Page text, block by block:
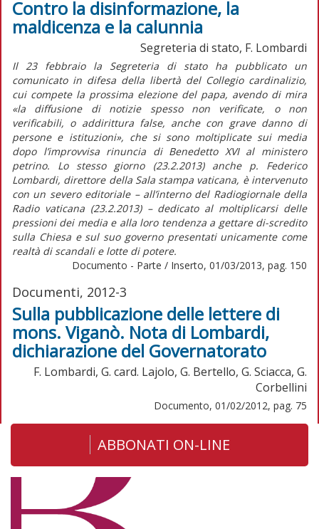
Contro la disinformazione, la
maldicenza e la calunnia
Segreteria di stato, F. Lombardi
Il 23 febbraio la Segreteria di stato ha pubblicato un
comunicato in difesa della libertà del Collegio cardinalizio,
cui compete la prossima elezione del papa, avendo di mira
«la diffusione di notizie spesso non verificate, o non
verificabili, o addirittura false, anche con grave danno di
persone e istituzioni», che si sono moltiplicate sui media
dopo l’improvvisa rinuncia di Benedetto XVI al ministero
petrino. Lo stesso giorno (23.2.2013) anche p. Federico
Lombardi, direttore della Sala stampa vaticana, è intervenuto
con un severo editoriale – all’interno del Radiogiornale della
Radio vaticana (23.2.2013) – dedicato al moltiplicarsi delle
pressioni dei media e alla loro tendenza a gettare di-scredito
sulla Chiesa e sul suo governo presentati unicamente come
realtà di scandali e lotte di potere.
Documento - Parte / Inserto, 01/03/2013, pag. 150
Documenti, 2012-3
Sulla pubblicazione delle lettere di
mons. Viganò. Nota di Lombardi,
dichiarazione del Governatorato
F. Lombardi, G. card. Lajolo, G. Bertello, G. Sciacca, G.
Corbellini
Documento, 01/02/2012, pag. 75
ABBONATI ON-LINE